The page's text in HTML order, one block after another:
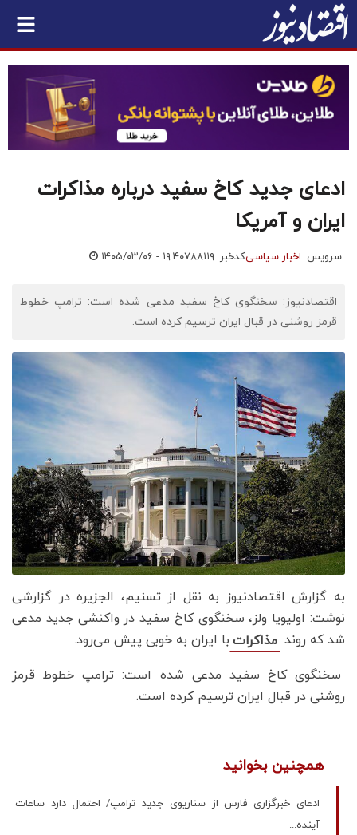
ادعای جدید کاخ سفید درباره مذاکرات
ایران و آمریکا
سرویس: اخبار سیاسیکدخبر: ۷۸۸۱۱۹ ۱۴۰۵/۰۳/۰۶ - ۱۹:۴۰
اقتصادنیوز: سخنگوی کاخ سفید مدعی شده است: ترامپ خطوط
قرمز روشنی در قبال ایران ترسیم کرده است.
به گزارش اقتصادنیوز به نقل از تسنیم، الجزیره در گزارشی
نوشت: اولیویا ولز، سخنگوی کاخ سفید در واکنشی جدید مدعی
شد که روند مذاکرات با ایران به خوبی پیش می‌رود.
سخنگوی کاخ سفید مدعی شده است: ترامپ خطوط قرمز
روشنی در قبال ایران ترسیم کرده است.
همچنین بخوانید
ادعای خبرگزاری فارس از سناریوی جدید ترامپ/ احتمال دارد ساعات
آینده...